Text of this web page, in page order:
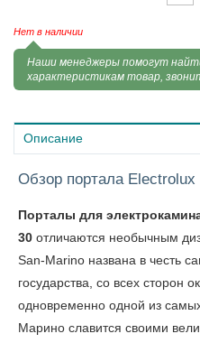
Нет в наличии
Наши менеджеры помогут
характеристикам товар,
Описание
Обзор портала Electrolux
Порталы для
30 отличаются необычным
San-Marino названа в честь
государства, со всех сторон
одновременно одной из
Марино славится своими